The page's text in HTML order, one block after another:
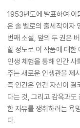
1953년도에 발표하여 이
은 솔 벨로의 출세작이자
번째 소설, 앞의 두 권은
할 정도로 이 작품에 대한
인생 체험을 통해 인간 사
주는 새로운 인생관을 제
즉 인간은 인간 자신이 결
다는 것, 그리고 감옥과도
한 자유를 쟁취하려는 욕
다.